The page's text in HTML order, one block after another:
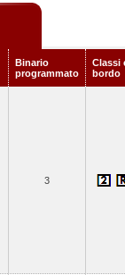
Binario
programmato
Classi
bordo
3